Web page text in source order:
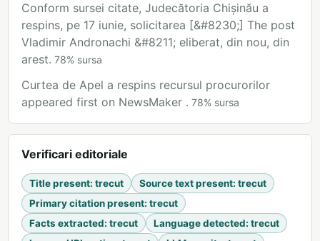
Conform sursei citate, Judecătoria Chișinău a
respins, pe 17 iunie, solicitarea [&#8230;] The post
Vladimir Andronachi &#8211; eliberat, din nou, din
arest. 78% sursa
Curtea de Apel a respins recursul procurorilor
appeared first on NewsMaker . 78% sursa
Verificari editoriale
Title present: trecut Source text present: trecut
Primary citation present: trecut
Facts extracted: trecut Language detected: trecut